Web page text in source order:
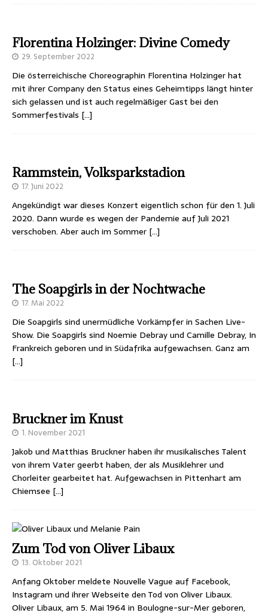
Florentina Holzinger: Divine Comedy
29. September 2022
Die österreichische Choreographin Florentina Holzinger hat
mit ihrer Company den Status eines Geheimtipps längt hinter
sich gelassen und ist auch regelmäßiger Gast bei den
Sommerfestivals […]
Rammstein, Volksparkstadion
17. Juni 2022
Angekündigt war dieses Konzert eigentlich schon für den 1. Juli
2020. Dann wurde es wegen der Pandemie auf Juli 2021
verschoben. Aber auch im Sommer […]
The Soapgirls in der Nochtwache
17. Mai 2022
Die Soapgirls sind unermüdliche Vorkämpfer in Sachen Live-
Show. Die Soapgirls sind Noemie Debray und Camille Debray, In
Frankreich geboren und in Südafrika aufgewachsen. Ganz am
[…]
Bruckner im Knust
1. November 2021
Jakob und Matthias Bruckner haben ihr musikalisches Talent
von ihrem Vater geerbt haben, der als Musiklehrer und
Chorleiter gearbeitet hat. Aufgewachsen in Pittenhart am
Chiemsee […]
Zum Tod von Oliver Libaux
13. Oktober 2021
Anfang Oktober meldete Nouvelle Vague auf Facebook,
Instagram und ihrer Webseite den Tod von Oliver Libaux.
Oliver Libaux, am 5. Mai 1964 in Boulogne-sur-Mer geboren,